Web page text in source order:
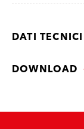
DATI TECNICI
DOWNLOAD